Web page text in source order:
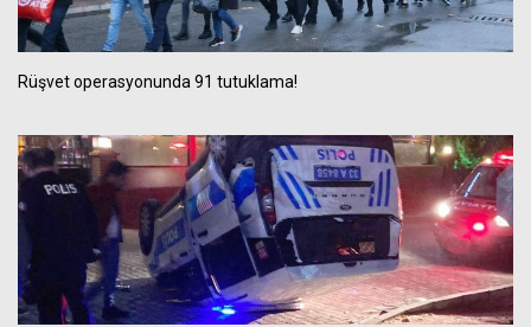
Rüşvet operasyonunda 91 tutuklama!